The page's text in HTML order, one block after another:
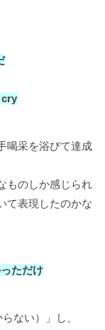
cry
喝采を浴びて達成
ものしか感じられ
て表現したのかな
ただけ
らない）」し、